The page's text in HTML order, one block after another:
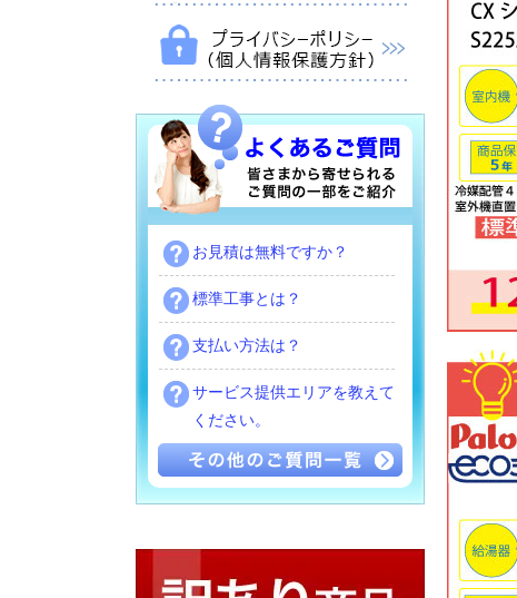
お見積は無料ですか？
標準工事とは？
支払い方法は？
サービス提供エリアを教えて
ください。